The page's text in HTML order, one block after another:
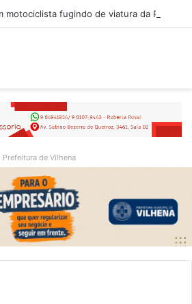
Prefeitura de Vilhena